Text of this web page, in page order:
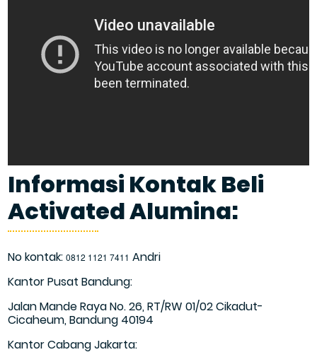
Informasi Kontak Beli
Activated Alumina:
No kontak:0812 1121 7411 Andri
Kantor Pusat Bandung:
Jalan Mande Raya No. 26, RT/RW 01/02 Cikadut-
Cicaheum, Bandung 40194
Kantor Cabang Jakarta: